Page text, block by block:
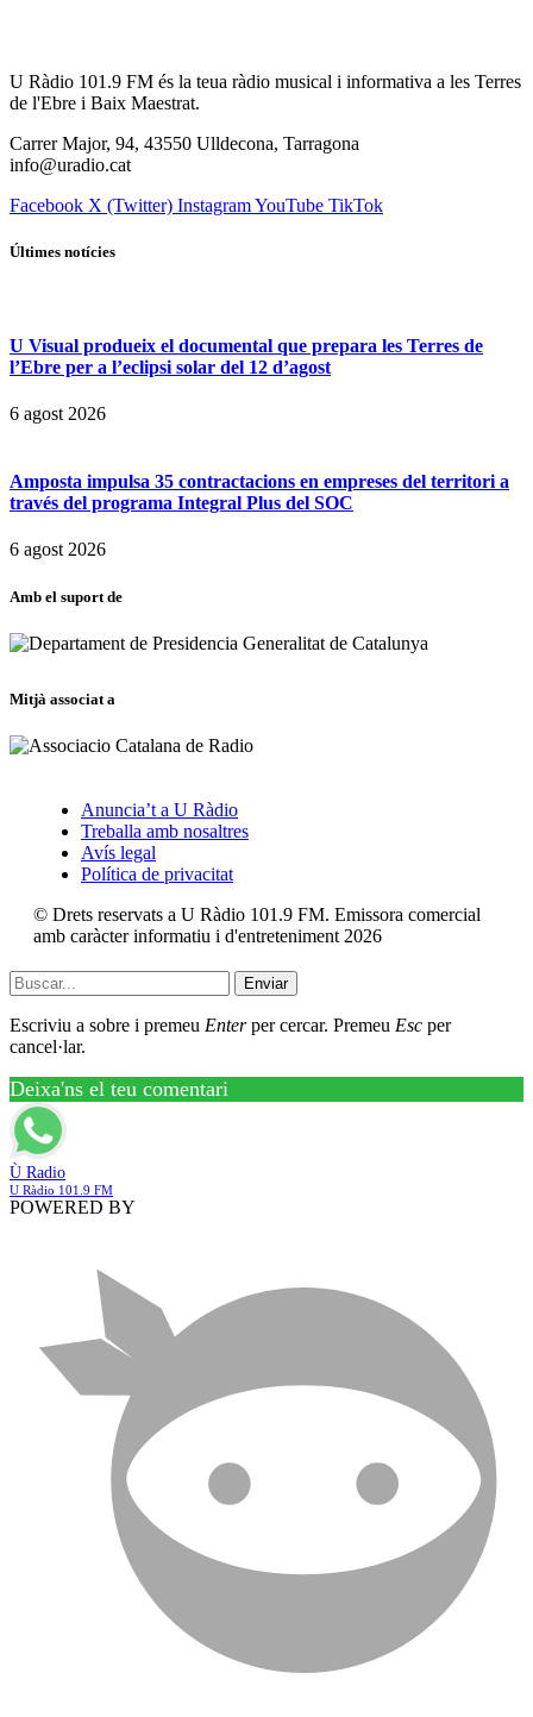
U Ràdio 101.9 FM és la teua ràdio musical i informativa a les Terres
de l'Ebre i Baix Maestrat.
Carrer Major, 94, 43550 Ulldecona, Tarragona
info@uradio.cat
Facebook X (Twitter) InstagramYouTube TikTok
Últimes notícies
U Visual produeix el documental que prepara les Terres de
l’Ebre per a l’eclipsi solar del 12 d’agost
6 agost 2026
Amposta impulsa 35 contractacions en empreses del territori a
través del programa Integral Plus del SOC
6 agost 2026
Amb el suport de
Mitjà associat a
Anuncia’t a U Ràdio
Treballa amb nosaltres
Avís legal
Política de privacitat
© Drets reservats a U Ràdio 101.9 FM. Emissora comercial
amb caràcter informatiu i d'entreteniment 2026
Enviar
Escriviu a sobre i premeu Enterper cercar. Premeu Esc per
cancel·lar.
Deixa'ns el teu comentari
Ù Radio
U Ràdio 101.9 FM
POWERED BY